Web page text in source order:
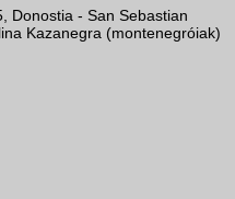
Donostia - San Sebastian
Kazanegra (montenegróiak)